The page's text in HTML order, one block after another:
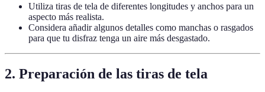
Utiliza tiras de tela de diferentes longitudes y anchos para un
aspecto más realista.
Considera añadir algunos detalles como manchas o rasgados
para que tu disfraz tenga un aire más desgastado.
2. Preparación de las tiras de tela